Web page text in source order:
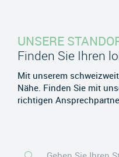
UNSERE
Finden Sie Ihren
Mit unserem
Nähe. Finden Sie mit
richtigen